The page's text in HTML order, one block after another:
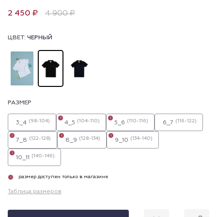
2 450 ₽ 4 900 ₽
ЦВЕТ: ЧЕРНЫЙ
РАЗМЕР
3_4 (98-104) 4_5 (104-110)
i
5_6 (110-116)
i
6_7 (116-122)
7_8 (122-128)
i
8_9 (128-134)
i
9_10 (134-140)
i
10_11 (140-146)
i
i размер доступен только в магазине
Таблица размеров